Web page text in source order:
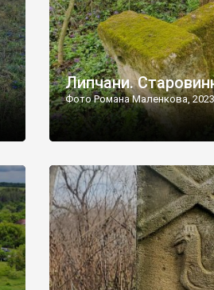
Липчани.
Фото Романа Маленкова,